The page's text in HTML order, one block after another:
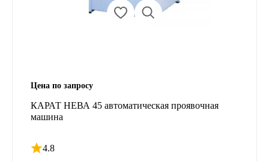
Цена по запросу
КАРАТ НЕВА 45 автоматическая проявочная
машина
4.8
Рейтинг 4.8 из 5